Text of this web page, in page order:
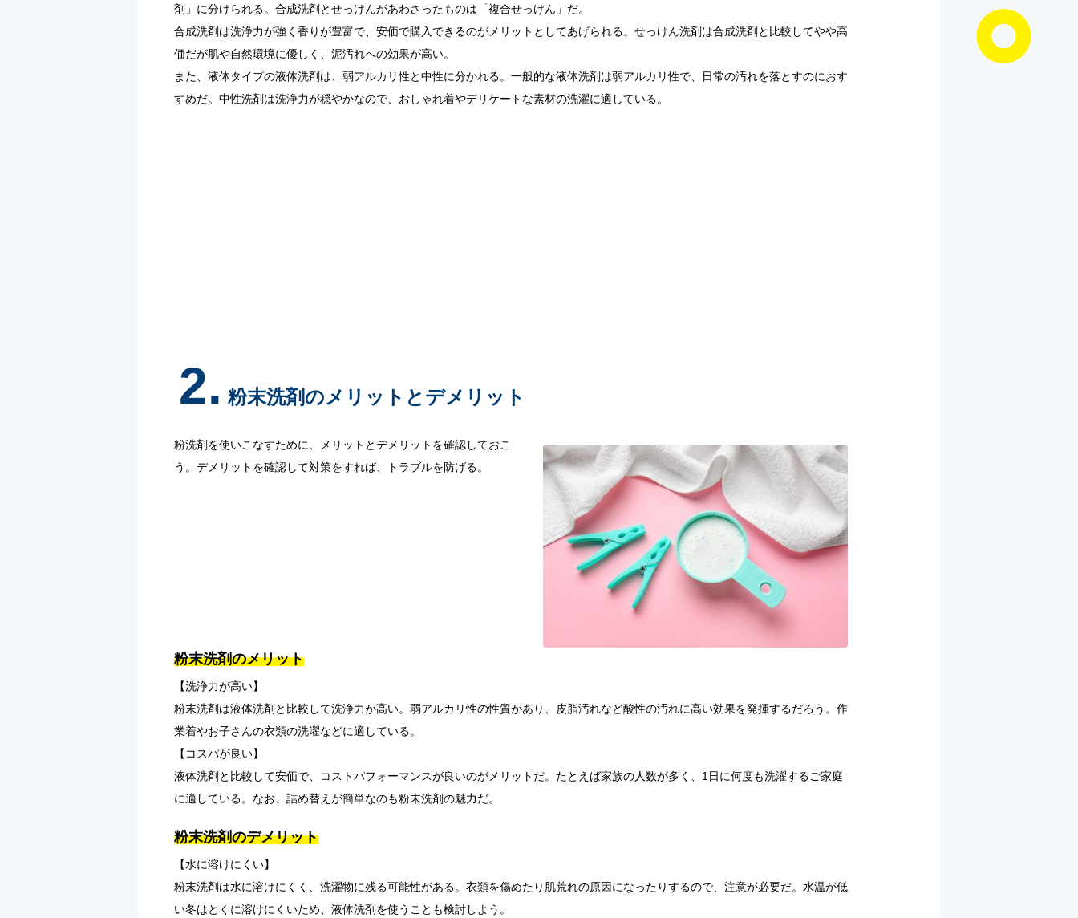
剤」に分けられる。合成洗剤とせっけんがあわさったものは「複合せっけん」だ。
合成洗剤は洗浄力が強く香りが豊富で、安価で購入できるのがメリットとしてあげられる。せっけん洗剤は合成洗剤と比較してやや高
価だが肌や自然環境に優しく、泥汚れへの効果が高い。
また、液体タイプの液体洗剤は、弱アルカリ性と中性に分かれる。一般的な液体洗剤は弱アルカリ性で、日常の汚れを落とすのにおす
すめだ。中性洗剤は洗浄力が穏やかなので、おしゃれ着やデリケートな素材の洗濯に適している。
2. 粉末洗剤のメリットとデメリット
粉洗剤を使いこなすために、メリットとデメリットを確認しておこ
う。デメリットを確認して対策をすれば、トラブルを防げる。
粉末洗剤のメリット
【洗浄力が高い】
粉末洗剤は液体洗剤と比較して洗浄力が高い。弱アルカリ性の性質があり、皮脂汚れなど酸性の汚れに高い効果を発揮するだろう。作
業着やお子さんの衣類の洗濯などに適している。
【コスパが良い】
液体洗剤と比較して安価で、コストパフォーマンスが良いのがメリットだ。たとえば家族の人数が多く、1日に何度も洗濯するご家庭
に適している。なお、詰め替えが簡単なのも粉末洗剤の魅力だ。
粉末洗剤のデメリット
【水に溶けにくい】
粉末洗剤は水に溶けにくく、洗濯物に残る可能性がある。衣類を傷めたり肌荒れの原因になったりするので、注意が必要だ。水温が低
い冬はとくに溶けにくいため、液体洗剤を使うことも検討しよう。